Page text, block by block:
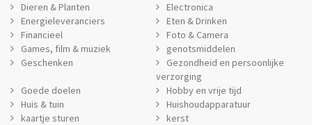
Dieren & Planten
Electronica
Energieleveranciers
Eten & Drinken
Financieel
Foto & Camera
Games, film & muziek
genotsmiddelen
Geschenken
Gezondheid en persoonlijke
verzorging
Goede doelen
Hobby en vrije tijd
Huis & tuin
Huishoudapparatuur
kaartje sturen
kerst